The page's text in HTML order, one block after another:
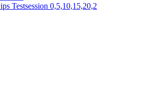
Testsession 0,5,10,15,20,2